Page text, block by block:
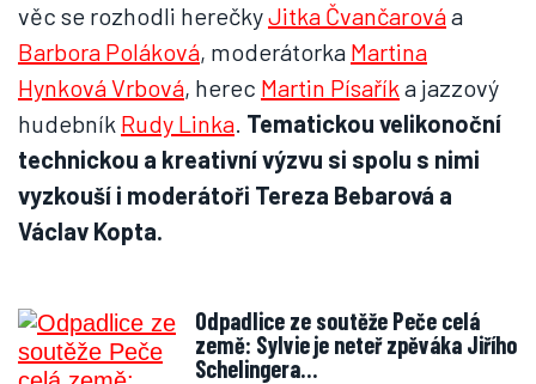
věc se rozhodli herečkyJitka Čvančarováa
Barbora Poláková, moderátorka Martina
Hynková Vrbová, herec Martin Písařík a jazzový
hudebník Rudy Linka. Tematickou velikonoční
technickou a kreativní výzvu si spolu s nimi
vyzkouší i moderátoři Tereza Bebarová a
Václav Kopta.
Odpadlice ze soutěže Peče celá
země: Sylvie je neteř zpěváka Jiřího
Schelingera…